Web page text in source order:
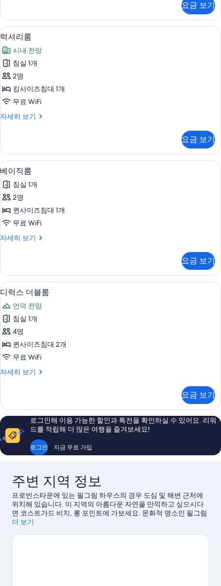
진
모
두
보
기
실
개
자
세
히
보
기
요금 보기
럭
셔
리
룸
사
진
두
기
8
럭셔리룸
시내 전망
침실 1개
2명
킹사이즈침대 1개
무료 WiFi
자세히 보기
럭
자
세
히
보
기
요금 보기
베
이
직
룸
사
모
보
기
베이직룸 | 저자극성 침구, 오리/거위
1
베이직룸
침실 1개
2명
퀸사이즈침대 1개
무료 WiFi
자세히 보기
베
자
세
히
보
기
요금 보기
디
럭
스
더
블
룸
진
두
보
기
디럭스 더블룸 | 저자극성 침구, 오리/
5
디럭스 더블룸
언덕 전망
침실 1개
4명
퀸사이즈침대 2개
무료 WiFi
자세히 보기
디
블
룸
자
세
히
보
요금 보기
로그인해 이용 가능한 할인과 특전을 확인하실 수 있어요. 리워
드를 적립해 더 많은 여행을 즐겨보세요!
로그인 지금 무료 가입
주변 지역 정보
프로빈스타운에 있는 필그림 하우스의 경우 도심 및 해변 근처에
위치해 있습니다. 이 지역의 아름다운 자연을 만끽하고 싶으시다
면 코스트가드 비치, 롱 포인트에 가보세요. 문화적 명소인 필그림
기념비 및 프로빈스타운 박물관, 프로빈스타운 극장도 방문해 볼
소로 추천해 드려요. 근처에서 카야킹, 패러세일링, 세일링 또는 하
더 보기